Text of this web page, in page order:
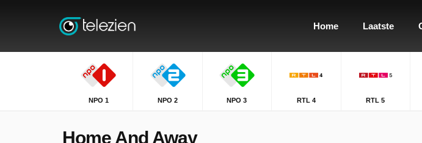
Home Laatste
NPO 1 NPO 2 NPO 3 RTL 4 RTL 5
Home And Away